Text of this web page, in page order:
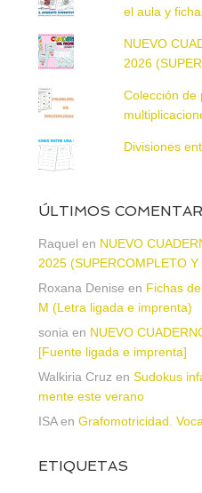
el aula y
NUEVO
2026
Colección de
Divisiones
ÚLTIMOS
Raquel en NUEVO
2025 (SUPERCOMPLETO Y
Roxana Denise en Fichas
M (Letra ligada e imprenta)
sonia en NUEVO
[Fuente ligada e imprenta]
Walkiria Cruz en Sudokus
mente este verano
ISAen Grafomotricidad.
ETIQUETAS